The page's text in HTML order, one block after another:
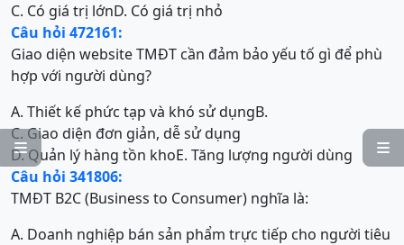


C. Có giá trị lớnD. Có giá trị nhỏ
Câu hỏi 472161:
Giao diện website TMĐT cần đảm bảo yếu tố gì để phù
hợp với người dùng?
A. Thiết kế phức tạp và khó sử dụngB.
C. Giao diện đơn giản, dễ sử dụng
D. Quản lý hàng tồn khoE. Tăng lượng người dùng
Câu hỏi 341806:
TMĐT B2C (Business to Consumer) nghĩa là:
A. Doanh nghiệp bán sản phẩm trực tiếp cho người tiêu